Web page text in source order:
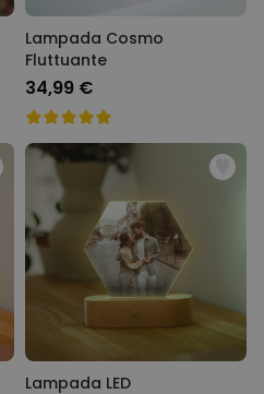
Lampada Cosmo
Fluttuante
34,99 €
Lampada LED